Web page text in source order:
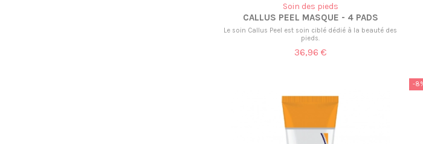
Soin des pieds
CALLUS PEEL MASQUE - 4 PADS
Le soin Callus Peel est soin ciblé dédié à la beauté des
pieds.
36,96 €
-